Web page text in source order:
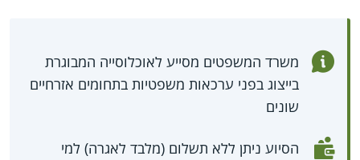
משרד המשפטים מסייע לאוכלוסייה המבוגרת
בייצוג בפני ערכאות משפטיות בתחומים אזרחיים
שונים
הסיוע ניתן ללא תשלום (מלבד לאגרה) למי